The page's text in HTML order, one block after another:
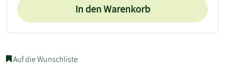
In den Warenkorb
Auf die Wunschliste